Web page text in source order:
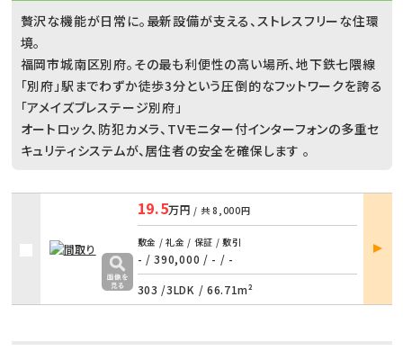
贅沢な機能が日常に。最新設備が支える、ストレスフリーな住環
境。
福岡市城南区別府。その最も利便性の高い場所、地下鉄七隈線
「別府」駅までわずか徒歩3分という圧倒的なフットワークを誇る
「アメイズブレステージ別府」
オートロック、防犯カメラ、TVモニター付インターフォンの多重セ
キュリティシステムが、居住者の安全を確保します 。
19.5万円 / 共 8,000円
敷金 / 礼金 / 保証 / 敷引
- / 390,000 / - / -
303 /3LDK / 66.71m²
部屋
詳細